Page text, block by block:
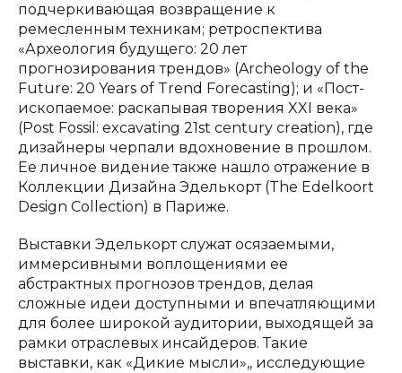
подчеркивающая возвращение к
ремесленным техникам; ретроспектива
«Археология будущего: 20 лет
прогнозирования трендов» (Archeology of the
Future: 20 Years of Trend Forecasting); и «Пост-
ископаемое: раскапывая творения XXI века»
(Post Fossil: excavating 21st century creation), где
дизайнеры черпали вдохновение в прошлом.
Ее личное видение также нашло отражение в
Коллекции Дизайна Эделькорт (The Edelkoort
Design Collection) в Париже.
Выставки Эделькорт служат осязаемыми,
иммерсивными воплощениями ее
абстрактных прогнозов трендов, делая
сложные идеи доступными и впечатляющими
для более широкой аудитории, выходящей за
рамки отраслевых инсайдеров. Такие
выставки, как «Дикие мысли»,, исследующие